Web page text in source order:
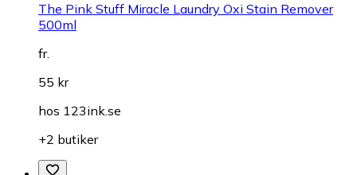
The Pink Stuff Miracle Laundry Oxi Stain Remover
500ml
fr.
55 kr
hos 123ink.se
+2 butiker